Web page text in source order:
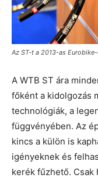
Az ST-t a 2013-as
A WTB ST ára
főként a kidolgozás
technológiák, a
függvényében. Az
kincs a külön is
igényeknek és
kerék fűzhető. Csak